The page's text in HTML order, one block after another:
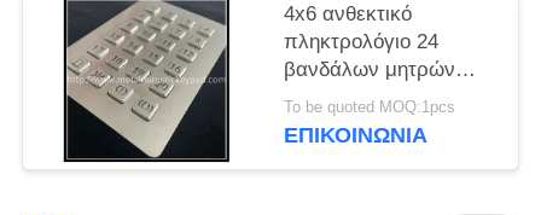
ψηφιακό
4x6 ανθεκτικό
πληκτρολόγιο 24
βανδάλων μητρών
αναδρομικά
φωτισμένο βασικό
To be quoted MOQ:1pcs
ΕΠΙΚΟΙΝΩΝΊΑ